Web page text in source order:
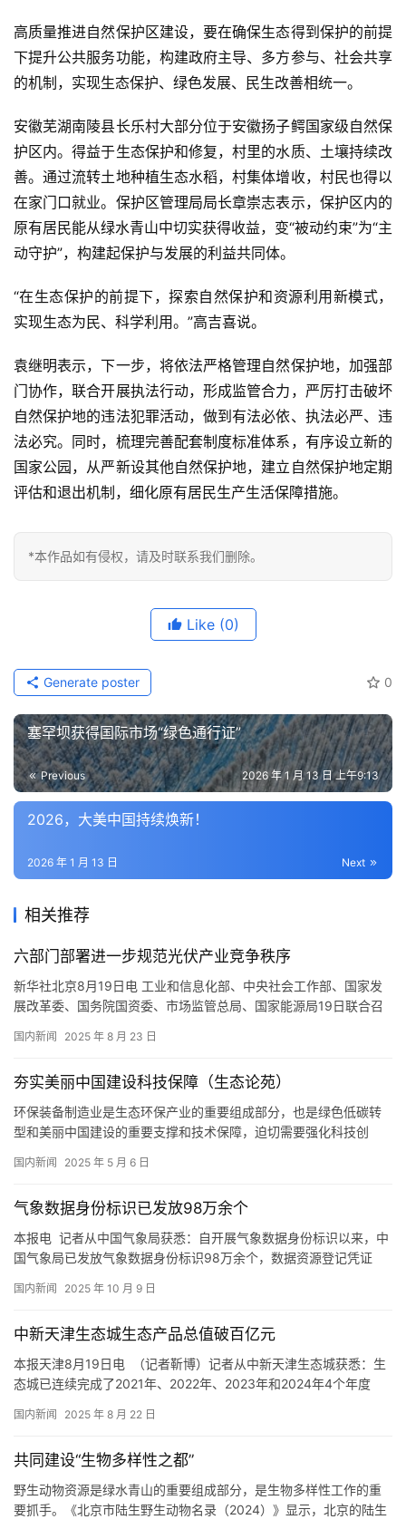
高质量推进自然保护区建设，要在确保生态得到保护的前提
下提升公共服务功能，构建政府主导、多方参与、社会共享
的机制，实现生态保护、绿色发展、民生改善相统一。
安徽芜湖南陵县长乐村大部分位于安徽扬子鳄国家级自然保
护区内。得益于生态保护和修复，村里的水质、土壤持续改
善。通过流转土地种植生态水稻，村集体增收，村民也得以
在家门口就业。保护区管理局局长章崇志表示，保护区内的
原有居民能从绿水青山中切实获得收益，变“被动约束”为“主
动守护”，构建起保护与发展的利益共同体。
“在生态保护的前提下，探索自然保护和资源利用新模式，
实现生态为民、科学利用。”高吉喜说。
袁继明表示，下一步，将依法严格管理自然保护地，加强部
门协作，联合开展执法行动，形成监管合力，严厉打击破坏
自然保护地的违法犯罪活动，做到有法必依、执法必严、违
法必究。同时，梳理完善配套制度标准体系，有序设立新的
国家公园，从严新设其他自然保护地，建立自然保护地定期
评估和退出机制，细化原有居民生产生活保障措施。
*本作品如有侵权，请及时联系我们删除。
Like (0)
0
Generate poster
塞罕坝获得国际市场“绿色通行证”
Previous 2026 年 1 月 13 日 上午9:13
2026，大美中国持续焕新！
Next
2026 年 1 月 13 日
相关推荐
六部门部署进一步规范光伏产业竞争秩序
新华社北京8月19日电 工业和信息化部、中央社会工作部、国家发
展改革委、国务院国资委、市场监管总局、国家能源局19日联合召
伏产业各方要深刻认识规范竞争秩序对光伏产业高质量发展的重要
业项目投资管理，以市场化、法治化方式推动落后产能有序退出。
遏制…
国内新闻 2025 年 8 月 23 日
夯实美丽中国建设科技保障（生态论苑）
环保装备制造业是生态环保产业的重要组成部分，也是绿色低碳转
型和美丽中国建设的重要支撑和技术保障，迫切需要强化科技创
和信息化部、生态环境部、市场监管总局联合发布《促进环保装备
污染治理向绿色、低碳、循环发展全面升级，打造具有国际竞争…
国内新闻 2025 年 5 月 6 日
气象数据身份标识已发放98万余个
本报电 记者从中国气象局获悉：自开展气象数据身份标识以来，中
国气象局已发放气象数据身份标识98万余个，数据资源登记凭证
识，即客观记录气象数据流通各主体、全过程信息，并赋予其全球
有者开通气象数据登记监管平台，支持各类型气象数据资源的快捷
登记…
国内新闻 2025 年 10 月 9 日
中新天津生态城生态产品总值破百亿元
本报天津8月19日电 （记者靳博）记者从中新天津生态城获悉：生
态城已连续完成了2021年、2022年、2023年和2024年4个年度
约为111亿元，其中物质供给价值量约1亿元，调节服务价值量约75
1000余公顷，建成区绿地率达到50…
国内新闻 2025 年 8 月 22 日
共同建设“生物多样性之都”
野生动物资源是绿水青山的重要组成部分，是生物多样性工作的重
要抓手。《北京市陆生野生动物名录（2024）》显示，北京的陆生